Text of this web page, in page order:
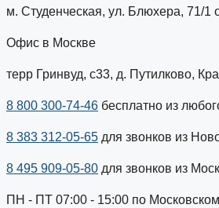
м. Студенческая, ул. Блюхера, 71/1
Офис в Москве
терр Гринвуд, с33, д. Путилково,
8 800 300-74-46 бесплатно из
8 383 312-05-65 для звонков из
8 495 909-05-80 для звонков из
ПН - ПТ 07:00 - 15:00 по